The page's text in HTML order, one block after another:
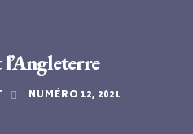
l’Angleterre
NUMÉRO 12, 2021